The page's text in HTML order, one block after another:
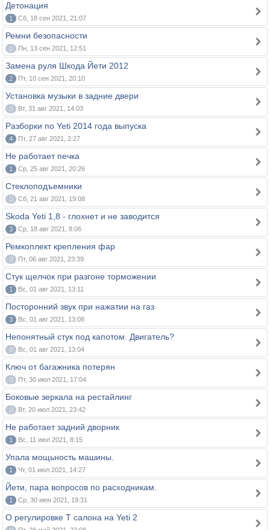
Детонация
1 Сб, 18 сен 2021, 21:07
Ремни безопасности
0 Пн, 13 сен 2021, 12:51
Замена руля Шкода Йети 2012
2 Пт, 10 сен 2021, 20:10
Установка музыки в задние двери
0 Вт, 31 авг 2021, 14:03
Разборки по Yeti 2014 года выпуска
4 Пт, 27 авг 2021, 2:27
Не работает печка
1 Ср, 25 авг 2021, 20:26
Стеклоподъемники
0 Сб, 21 авг 2021, 19:08
Skoda Yeti 1,8 - глохнет и не заводится
3 Ср, 18 авг 2021, 8:06
Ремкоплект крепления фар
0 Пт, 06 авг 2021, 23:39
Стук щелчок при разгоне торможении
1 Вс, 01 авг 2021, 13:11
Посторонний звук при нажатии на газ
3 Вс, 01 авг 2021, 13:08
Непонятный стук под капотом. Двигатель?
0 Вс, 01 авг 2021, 13:04
Ключ от багажника потерян
0 Пт, 30 июл 2021, 17:04
Боковые зеркала на рестайлинг
0 Вт, 20 июл 2021, 23:42
Не работает задний дворник
1 Вс, 11 июл 2021, 8:15
Упала мощьность машины.
1 Чт, 01 июл 2021, 14:27
Йети, пара вопросов по расходникам.
1 Ср, 30 июн 2021, 19:31
О регулировке Т салона на Yeti 2